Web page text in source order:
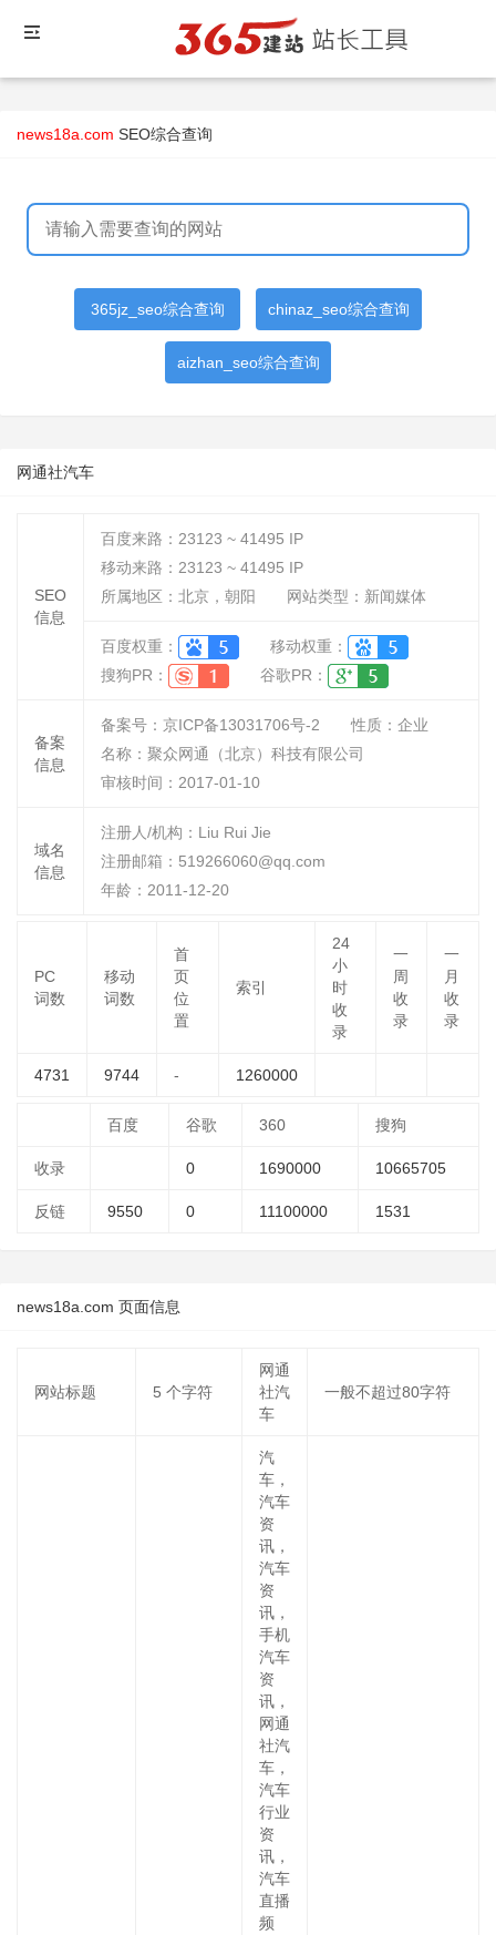
news18a.com SEO综合查询
365jz_seo综合查询 chinaz_seo综合查询
aizhan_seo综合查询
网通社汽车
SEO
信息
百度来路： 23123 ~ 41495 IP
移动来路： 23123 ~ 41495 IP
所属地区：北京，朝阳
网站类型：新闻媒体
百度权重：
移动权重：
搜狗PR：
谷歌PR：
备案
信息
备案号：京ICP备13031706号-2 性质： 企业
名称： 聚众网通（北京）科技有限公司
审核时间： 2017-01-10
域名
信息
注册人/机构：Liu Rui Jie
注册邮箱：519266060@qq.com
年龄：2011-12-20
PC
词数
移动
词数
首
页
位
置
索引
24
小
时
收
录
一
周
收
录
一
月
收
录
4731 9744 - 1260000
百度 谷歌 360 搜狗
收录 0 1690000 10665705
反链 9550 0 11100000 1531
news18a.com 页面信息
网站标题 5 个字符
网通
社汽
车
一般不超过80字符
汽
车，
汽车
资
讯，
汽车
资
讯，
手机
汽车
资
讯，
网通
社汽
车，
汽车
行业
资
讯，
汽车
直播
频